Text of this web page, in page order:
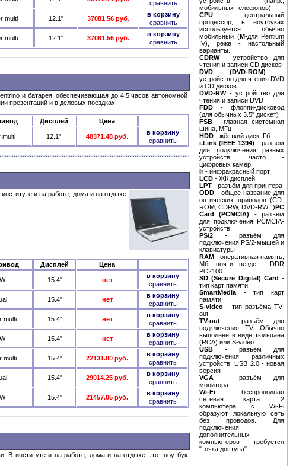
сравнить
multi 12.1" 37081.56 руб.
в корзину
сравнить
multi 12.1" 37081.56 руб.
в корзину
сравнить
и батарея, обеспечивающая до 4,5 часов автономной
презентаций и в деловых поездках.
Дисплей Цена
multi 12.1" 48371.48 руб.
в корзину
сравнить
и на работе, дома и на отдыхе
Дисплей Цена
15.4" нет
в корзину
сравнить
15.4" нет
в корзину
сравнить
multi 15.4" нет
в корзину
сравнить
15.4" нет
в корзину
сравнить
multi 15.4" 22131.80 руб.
в корзину
сравнить
15.4" 29014.25 руб.
в корзину
сравнить
15.4" 21457.05 руб.
в корзину
сравнить
В институте и на работе, дома и на отдыхе этот ноутбук
мобильных телефонов)
CPU - центральный
процессор; в ноутбуках
используется обычно
мобильный (M-для Pentium
IV), реже - настольный
варианты.
CDRW- устройство для
чтения и записи CD дисков
DVD (DVD-ROM) -
устройство для чтения DVD
и CD дисков
DVD-RW- устройство для
чтения и записи DVD
FDD - флоппи-дисковод
(для обычных 3.5" дискет)
FSB - главная системная
шина, МГц
HDD - жёсткий диск, Гб
i.Link (IEEE 1394) - разъём
для подключения разных
устройств, часто -
цифровых камер.
Ir- инфракрасный порт
LCD - ЖК дисплей
LPT - разъём для принтера
ODD - общее название для
оптических приводов (СD-
ROM, CDRW, DVD-RW...)PC
Card (PCMCIA)
- разъём
для подключения PCMCIA-
устройств
PS/2 - разъём для
подключения PS/2-мышей и
клавиатуры
RAM - оперативная память,
Mб, почти везде - DDR
PC2100
SD (Secure Digital) Card -
тип карт памяти
SmartMedia - тип карт
памяти
S-video - тип разъёма TV-
out
TV-out - разъём для
подключения TV. Обычно
выполнен в виде тюльпана
(RCA) или S-video
USB - разъём для
подключения различных
устройств; USB 2.0 - новая
версия
VGA - разъём для
монитора
Wi-Fi - беспроводная
сетевая карта. 2
компьютера с Wi-Fi
образуют локальную сеть
без проводов. Для
подключения
дополнительных
компьютеров требуется
"точка доступа".